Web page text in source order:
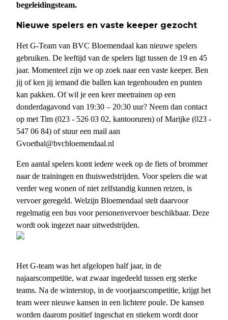
begeleidingsteam.
Nieuwe spelers en vaste keeper gezocht
Het G-Team van BVC Bloemendaal kan nieuwe spelers
gebruiken. De leeftijd van de spelers ligt tussen de 19 en 45
jaar. Momenteel zijn we op zoek naar een vaste keeper. Ben
jij of ken jij iemand die ballen kan tegenhouden en punten
kan pakken. Of wil je een keer meetrainen op een
donderdagavond van 19:30 – 20:30 uur? Neem dan contact
op met Tim (023 - 526 03 02, kantooruren) of Marijke (023 -
547 06 84) of stuur een mail aan
Gvoetbal@bvcbloemendaal.nl
Een aantal spelers komt iedere week op de fiets of brommer
naar de trainingen en thuiswedstrijden. Voor spelers die wat
verder weg wonen of niet zelfstandig kunnen reizen, is
vervoer geregeld. Welzijn Bloemendaal stelt daarvoor
regelmatig een bus voor personenvervoer beschikbaar. Deze
wordt ook ingezet naar uitwedstrijden.
Het G-team was het afgelopen half jaar, in de
najaarscompetitie, wat zwaar ingedeeld tussen erg sterke
teams. Na de winterstop, in de voorjaarscompetitie, krijgt het
team weer nieuwe kansen in een lichtere poule. De kansen
worden daarom positief ingeschat en stiekem wordt door